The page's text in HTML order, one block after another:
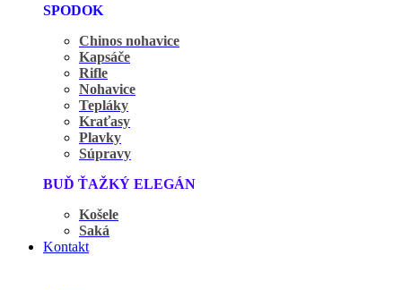
SPODOK
Chinos nohavice
Kapsáče
Rifle
Nohavice
Tepláky
Kraťasy
Plavky
Súpravy
BUĎ ŤAŽKÝ ELEGÁN
Košele
Saká
Kontakt